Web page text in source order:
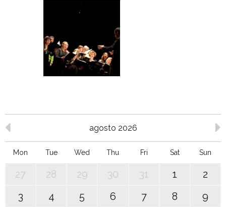
agosto 2026
Mon Tue Wed Thu Fri Sat Sun
27 28 29 30 31 1
2
3
4 5 6 7 8
9